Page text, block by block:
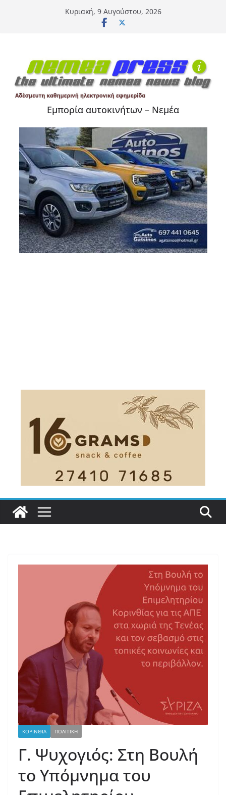
Κυριακή, 9 Αυγούστου, 2026
Εμπορία αυτοκινήτων – Νεμέα
ΚΟΡΙΝΘΙΑ ΠΟΛΙΤΙΚΗ
Γ. Ψυχογιός: Στη Βουλή
το Υπόμνημα του